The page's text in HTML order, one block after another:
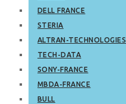
DELL FRANCE
STERIA
ALTRAN-TECHNOLOGIES
TECH-DATA
SONY-FRANCE
MBDA-FRANCE
BULL